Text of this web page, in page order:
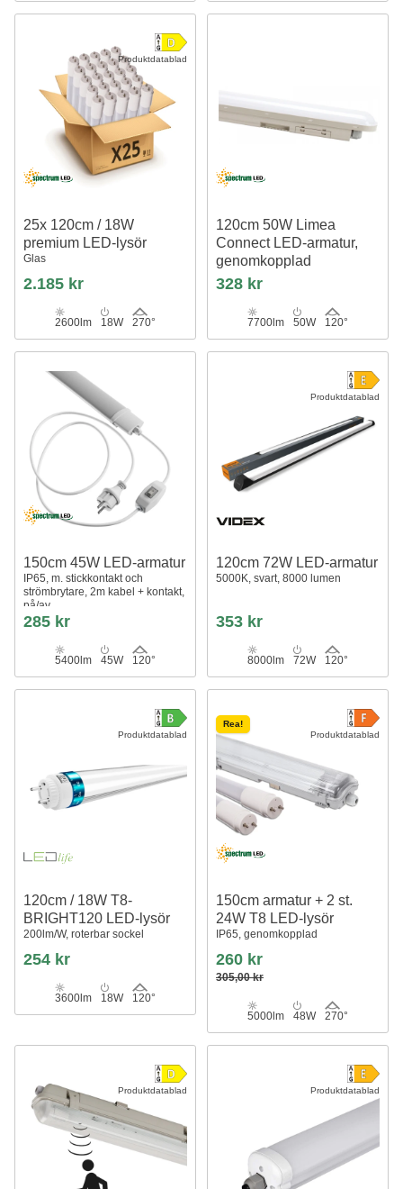
Produktdatablad
25x 120cm / 18W
premium LED-lysör
Glas
2.185 kr
2600lm 18W 270°
120cm 50W Limea
Connect LED-armatur,
genomkopplad
154 lm/W, IP65 vattentät
328 kr
7700lm 50W 120°
150cm 45W LED-armatur
IP65, m. stickkontakt och
strömbrytare, 2m kabel + kontakt,
på/av
285 kr
5400lm 45W 120°
Produktdatablad
120cm 72W LED-armatur
5000K, svart, 8000 lumen
353 kr
8000lm 72W 120°
Produktdatablad
120cm / 18W T8-
BRIGHT120 LED-lysör
200lm/W, roterbar sockel
254 kr
3600lm 18W 120°
Produktdatablad
Rea!
150cm armatur + 2 st.
24W T8 LED-lysör
IP65, genomkopplad
260 kr
305,00 kr
5000lm 48W 270°
Produktdatablad Produktdatablad